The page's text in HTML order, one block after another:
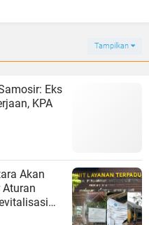
Tampilkan
Eks
KPA
Akan
Aturan